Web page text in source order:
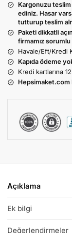
Kargonuzu teslim
ediniz. Hasar
tutturup teslim
Paketi dikkatli
firmamız
Havale/Eft/Kredi
Kapıda ödeme
Kredi kartlarına
Hepsimaket.com
Açıklama
Ek bilgi
Değerlendirmeler